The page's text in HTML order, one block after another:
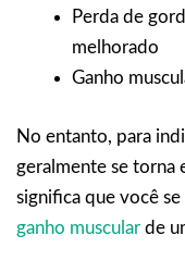
Perda de
melhorado
Ganho
No entanto, para
geralmente se torna
significa que você
ganho muscular de